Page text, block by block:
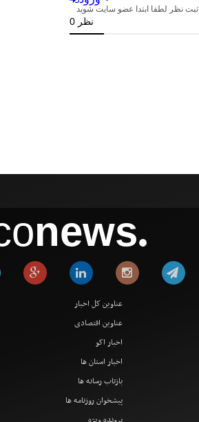
news●
عناوین کل اخبار
عناوین اقتصادی
اخبار اکو
اخبار استان ها
بازتاب رسانه ها
پیشخوان روزنامه ها